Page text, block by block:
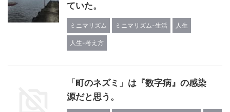
ていた。
ミニマリズム ミニマリズム-生活 人生
人生-考え方
「町のネズミ」は『数字病』の感染
源だと思う。